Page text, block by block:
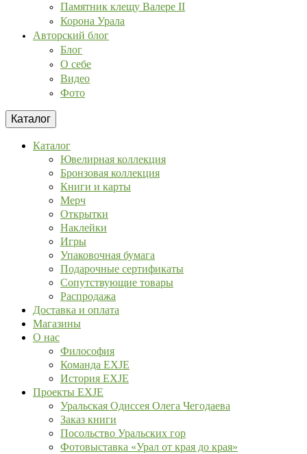
Памятник клещу Валере II
Корона Урала
Авторский блог
Блог
О себе
Видео
Фото
Каталог
Каталог
Ювелирная коллекция
Бронзовая коллекция
Книги и карты
Мерч
Открытки
Наклейки
Игры
Упаковочная бумага
Подарочные сертификаты
Сопутствующие товары
Распродажа
Доставка и оплата
Магазины
О нас
Философия
Команда EXJE
История EXJE
Проекты EXJE
Уральская Одиссея Олега Чегодаева
Заказ книги
Посольство Уральских гор
Фотовыставка «Урал от края до края»